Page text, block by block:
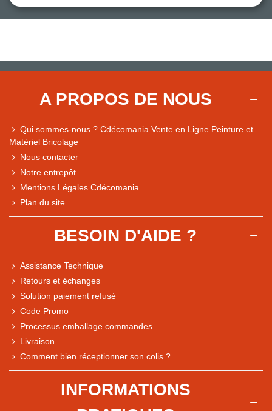
Comparaison des performances du magasin
A PROPOS DE NOUS
Qui sommes-nous ? Cdécomania Vente en Ligne Peinture et
Matériel Bricolage
Nous contacter
Notre entrepôt
Mentions Légales Cdécomania
Plan du site
BESOIN D'AIDE ?
Assistance Technique
Retours et échanges
Solution paiement refusé
Code Promo
Processus emballage commandes
Livraison
Comment bien réceptionner son colis ?
INFORMATIONS